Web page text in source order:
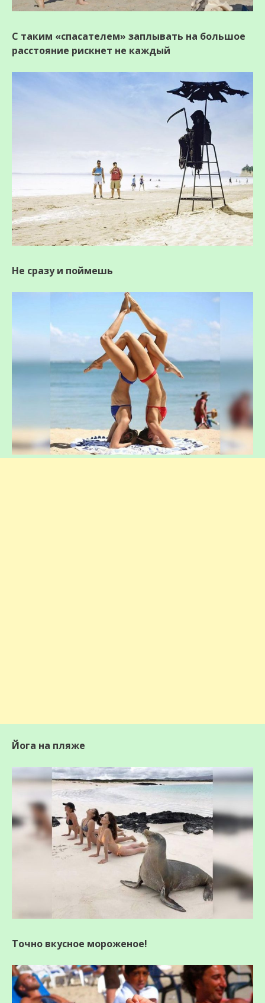
С таким «спасателем» заплывать на большое
расстояние рискнет не каждый
Не сразу и поймешь
Йога на пляже
Точно вкусное мороженое!